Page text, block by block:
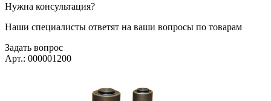
Нужна консультация?
Наши специалисты ответят на ваши вопросы по товарам
Задать вопрос
Арт.: 000001200